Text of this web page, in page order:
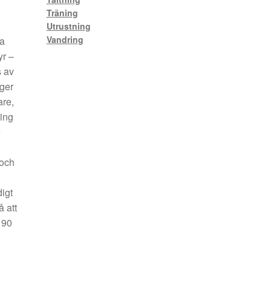
–
av
att
Träning
Utrustning
Vandring